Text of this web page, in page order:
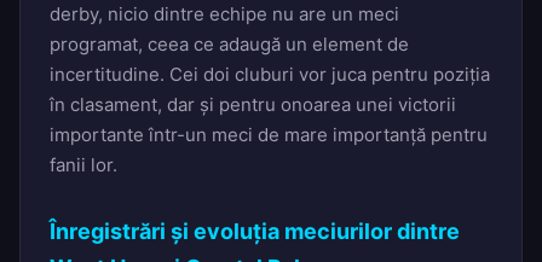
derby, nicio dintre echipe nu are un meci
programat, ceea ce adaugă un element de
incertitudine. Cei doi cluburi vor juca pentru poziția
în clasament, dar și pentru onoarea unei victorii
importante într-un meci de mare importanță pentru
fanii lor.
Înregistrări și evoluția meciurilor dintre